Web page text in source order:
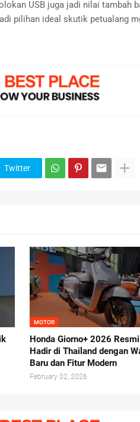
USB juga jadi nilai tambah
pilihan ideal skutik petualang
Twitter
MOTOR
Honda Giorno+ 2026 Resmi
Hadir di Thailand dengan
Baru dan Fitur Modern
February 02, 2026